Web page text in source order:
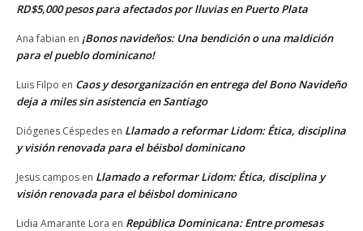
RD$5,000 pesos para afectados por lluvias en Puerto Plata
Ana fabian en ¡Bonos navideños: Una bendición o una maldición
para el pueblo dominicano!
Luis Filpo en Caos y desorganización en entrega del Bono Navideño
deja a miles sin asistencia en Santiago
Diógenes Céspedes en Llamado a reformar Lidom: Ética, disciplina
y visión renovada para el béisbol dominicano
Jesus campos en Llamado a reformar Lidom: Ética, disciplina y
visión renovada para el béisbol dominicano
Lidia Amarante Lora en República Dominicana: Entre promesas